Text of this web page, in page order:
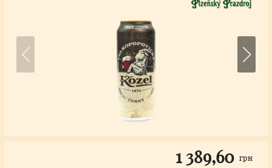
1 389,60 грн